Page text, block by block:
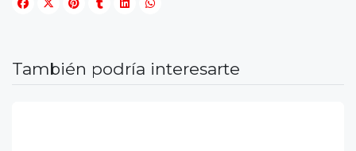
También podría interesarte